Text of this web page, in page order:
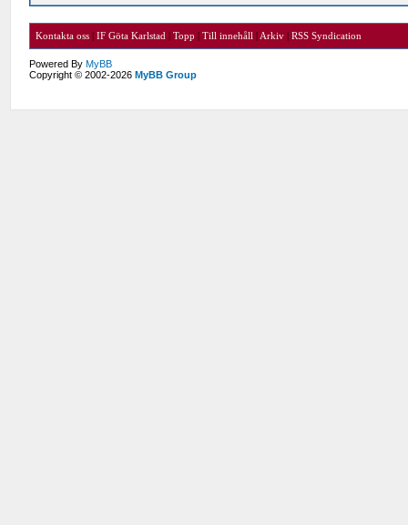
Kontakta oss |IF Göta Karlstad |Topp |Till innehåll | Arkiv |RSS Syndication
Powered ByMyBB
Copyright © 2002-2026MyBB Group